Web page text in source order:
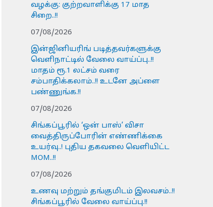
வழக்கு: குற்றவாளிக்கு 17 மாத
சிறை..!!
07/08/2026
இன்ஜினியரிங் படித்தவர்களுக்கு
வெளிநாட்டில் வேலை வாய்ப்பு..!!
மாதம் ரூ.1 லட்சம் வரை
சம்பாதிக்கலாம்..!! உடனே அப்ளை
பண்ணுங்க.!!
07/08/2026
சிங்கப்பூரில் ‘ஒன் பாஸ்’ விசா
வைத்திருப்போரின் எண்ணிக்கை
உயர்வு..! புதிய தகவலை வெளியிட்ட
MOM..!!
07/08/2026
உணவு மற்றும் தங்குமிடம் இலவசம்..!!
சிங்கப்பூரில் வேலை வாய்ப்பு.!!